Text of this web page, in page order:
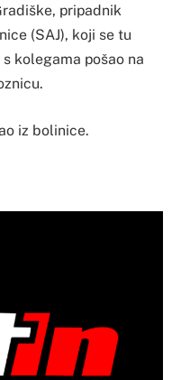
pripadnik
(SAJ), koji se tu
kolegama pošao na
iz bolinice.